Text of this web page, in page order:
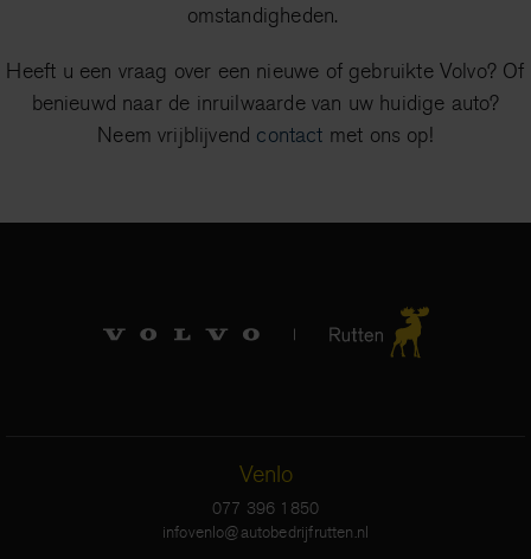
omstandigheden.
Heeft u een vraag over een nieuwe of gebruikte Volvo? Of
benieuwd naar de inruilwaarde van uw huidige auto?
Neem vrijblijvend contact met ons op!
Venlo
077 396 1850
infovenlo@autobedrijfrutten.nl